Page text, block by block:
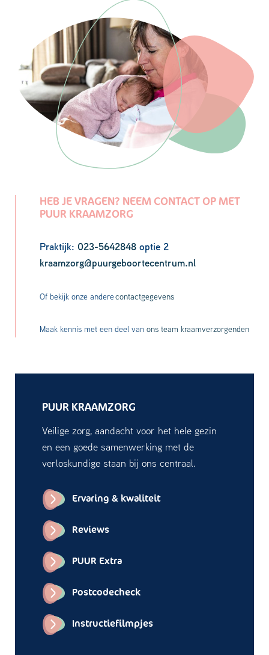
HEB JE VRAGEN? NEEM CONTACT OP MET
PUUR KRAAMZORG
Praktijk: 023-5642848 optie 2
kraamzorg@puurgeboortecentrum.nl
Of bekijk onze anderecontactgegevens
Maak kennis met een deel van ons team kraamverzorgenden
PUUR KRAAMZORG
Veilige zorg, aandacht voor het hele gezin
en een goede samenwerking met de
verloskundige staan bij ons centraal.
Ervaring & kwaliteit
Reviews
PUUR Extra
Postcodecheck
Instructiefilmpjes